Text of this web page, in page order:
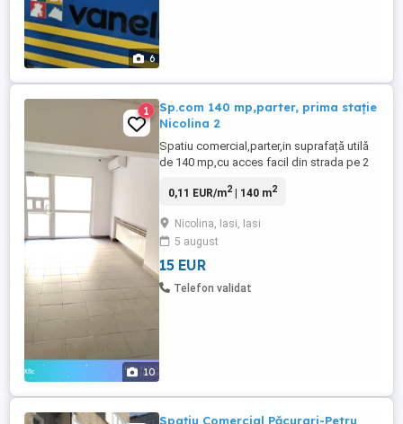
6
10
1
Sp.com 140 mp,parter, prima stație
Nicolina 2
Spatiu comercial,parter,in suprafață utilă
de 140 mp,cu acces facil din strada pe 2
Este un spatiu foarte bine gândit, dispune
termica pe gaz,aer condiționat,tâmplărie
PVC,grupuri sanitare,spatiu vitrat. Spațiul
...
0,11 EUR/m2| 140 m2
Nicolina, Iasi, Iasi
5 august
15 EUR
Telefon validat
Spațiu Comercial Păcurari-Petru